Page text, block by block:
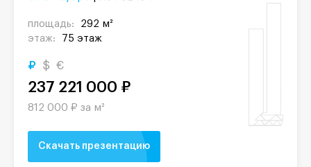
площадь:
292 м²
этаж:
75 этаж
₽ $ €
237 221 000 ₽
812 000 ₽ за м²
Скачать презентацию